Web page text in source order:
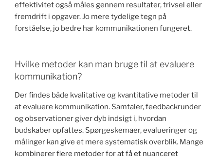
effektivitet også måles gennem resultater, trivsel eller
fremdrift i opgaver. Jo mere tydelige tegn på
forståelse, jo bedre har kommunikationen fungeret.
Hvilke metoder kan man bruge til at evaluere
kommunikation?
Der findes både kvalitative og kvantitative metoder til
at evaluere kommunikation. Samtaler, feedbackrunder
og observationer giver dyb indsigt i, hvordan
budskaber opfattes. Spørgeskemaer, evalueringer og
målinger kan give et mere systematisk overblik. Mange
kombinerer flere metoder for at få et nuanceret